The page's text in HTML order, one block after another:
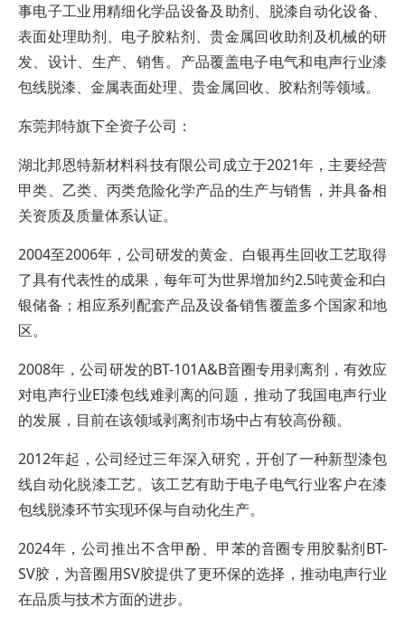
事电子工业用精细化学品设备及助剂、脱漆自动化设备、
表面处理助剂、电子胶粘剂、贵金属回收助剂及机械的研
发、设计、生产、销售。产品覆盖电子电气和电声行业漆
包线脱漆、金属表面处理、贵金属回收、胶粘剂等领域。
东莞邦特旗下全资子公司：
湖北邦恩特新材料科技有限公司成立于2021年，主要经营
甲类、乙类、丙类危险化学产品的生产与销售，并具备相
关资质及质量体系认证。
2004至2006年，公司研发的黄金、白银再生回收工艺取得
了具有代表性的成果，每年可为世界增加约2.5吨黄金和白
银储备；相应系列配套产品及设备销售覆盖多个国家和地
区。
2008年，公司研发的BT-101A&B音圈专用剥离剂，有效应
对电声行业EI漆包线难剥离的问题，推动了我国电声行业
的发展，目前在该领域剥离剂市场中占有较高份额。
2012年起，公司经过三年深入研究，开创了一种新型漆包
线自动化脱漆工艺。该工艺有助于电子电气行业客户在漆
包线脱漆环节实现环保与自动化生产。
2024年，公司推出不含甲酚、甲苯的音圈专用胶黏剂BT-
SV胶，为音圈用SV胶提供了更环保的选择，推动电声行业
在品质与技术方面的进步。